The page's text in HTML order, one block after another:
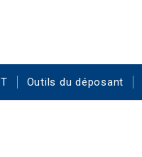
Outils du déposant